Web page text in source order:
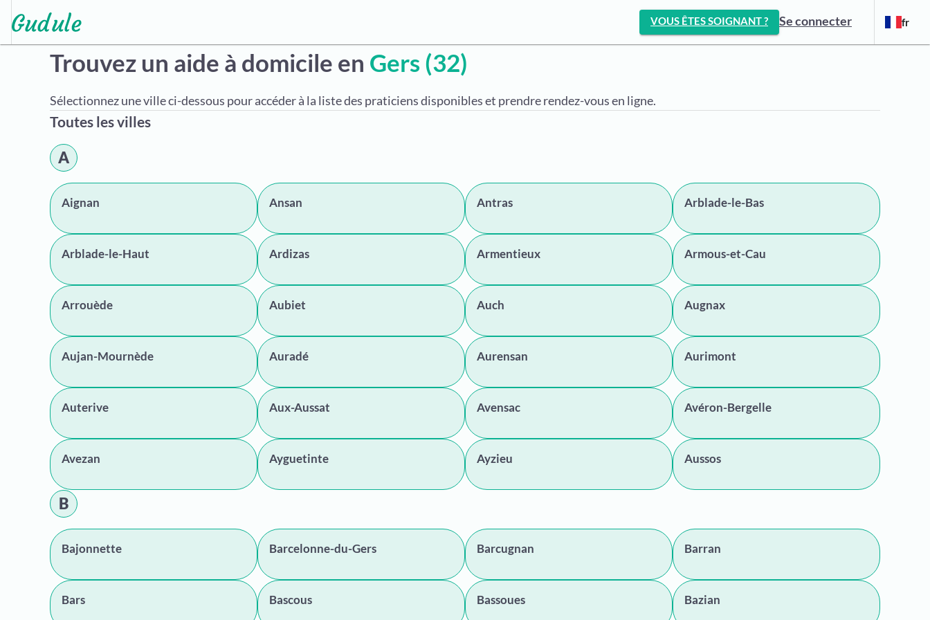
VOUS ÊTES SOIGNANT ? Se connecter fr
Trouvez un aide à domicile en Gers (32)
Sélectionnez une ville ci-dessous pour accéder à la liste des praticiens disponibles et prendre rendez-vous en ligne.
Toutes les villes
A
Aignan Ansan Antras Arblade-le-Bas
Arblade-le-Haut Ardizas Armentieux Armous-et-Cau
Arrouède Aubiet Auch Augnax
Aujan-Mournède Auradé Aurensan Aurimont
Auterive Aux-Aussat Avensac Avéron-Bergelle
Avezan Ayguetinte Ayzieu Aussos
B
Bajonnette Barcelonne-du-Gers Barcugnan Barran
Bars Bascous Bassoues Bazian